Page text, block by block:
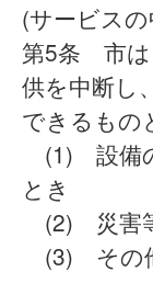
(サービス
第5条 市は
供を中断し
できるもの
(1) 設備
とき
(2) 災害
(3) その